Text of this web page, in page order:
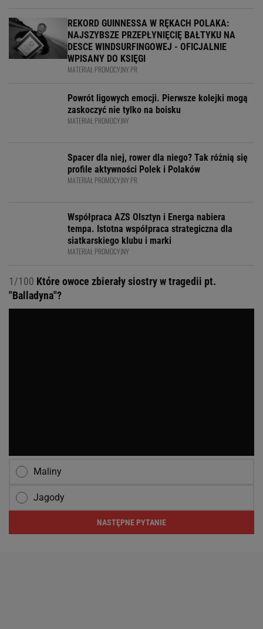
REKORD GUINNESSA W RĘKACH POLAKA:
NAJSZYBSZE PRZEPŁYNIĘCIĘ BAŁTYKU NA
DESCE WINDSURFINGOWEJ - OFICJALNIE
WPISANY DO KSIĘGI
MATERIAŁ PROMOCYJNY PR
Powrót ligowych emocji. Pierwsze kolejki mogą
zaskoczyć nie tylko na boisku
MATERIAŁ PROMOCYJNY
Spacer dla niej, rower dla niego? Tak różnią się
profile aktywności Polek i Polaków
MATERIAŁ PROMOCYJNY PR
Współpraca AZS Olsztyn i Energa nabiera
tempa. Istotna współpraca strategiczna dla
siatkarskiego klubu i marki
MATERIAŁ PROMOCYJNY
1/100 Które owoce zbierały siostry w tragedii pt.
"Balladyna"?
Maliny
Jagody
NASTĘPNE PYTANIE